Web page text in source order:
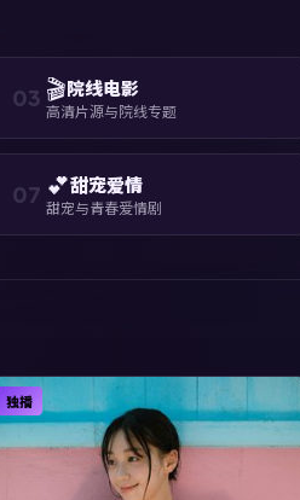
03 🎬院线电影
高清片源与院线专题
07 💕甜宠爱情
甜宠与青春爱情剧
独播